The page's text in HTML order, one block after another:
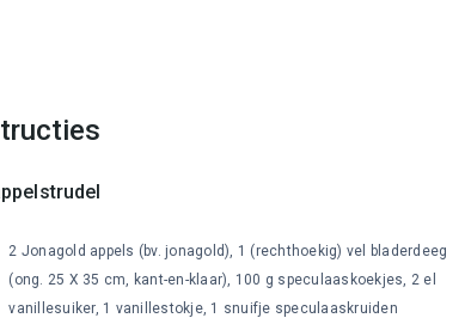
2 Jonagold appels (bv. jonagold), 1 (rechthoekig) vel bladerdeeg
(ong. 25 X 35 cm, kant-en-klaar), 100 g speculaaskoekjes, 2 el
vanillesuiker, 1 vanillestokje, 1 snuifje speculaaskruiden